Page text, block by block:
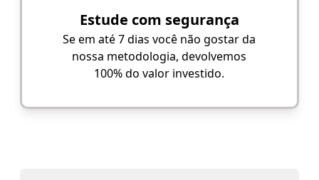
Estude com segurança
Se em até 7 dias você não gostar da
nossa metodologia, devolvemos
100% do valor investido.